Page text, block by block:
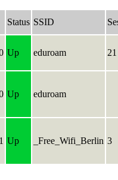
Status SSID
Up eduroam 21
Up eduroam
Up _Free_Wifi_Berlin 3